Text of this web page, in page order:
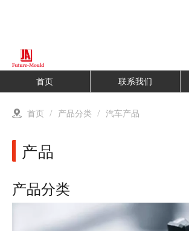
首页 联系我们
首页 / 产品分类 / 汽车产品
产品
产品分类